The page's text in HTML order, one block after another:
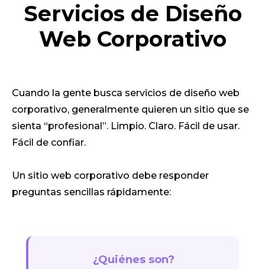
Servicios de Diseño
Web Corporativo
Cuando la gente busca servicios de diseño web
corporativo, generalmente quieren un sitio que se
sienta “profesional”. Limpio. Claro. Fácil de usar.
Fácil de confiar.
Un sitio web corporativo debe responder
preguntas sencillas rápidamente:
¿Quiénes son?